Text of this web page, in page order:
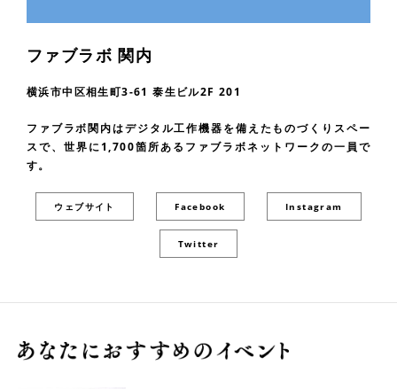
ファブラボ 関内
横浜市中区相生町3-61 泰生ビル2F 201
ファブラボ関内はデジタル工作機器を備えたものづくりスペー
スで、世界に1,700箇所あるファブラボネットワークの一員で
す。
ウェブサイト Facebook Instagram
Twitter